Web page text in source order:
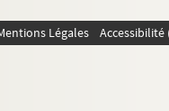
Correspondance Auguste
et imprimés
Légales